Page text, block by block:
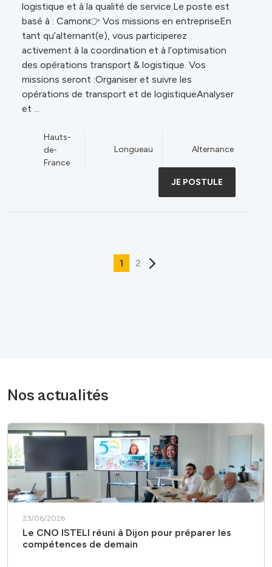
logistique et à la qualité de service.Le poste est
basé à : Camon👉 Vos missions en entrepriseEn
tant qu’alternant(e), vous participerez
activement à la coordination et à l’optimisation
des opérations transport & logistique. Vos
missions seront :Organiser et suivre les
opérations de transport et de logistiqueAnalyser
et ...
Hauts-
de-
France
Longueau Alternance
JE POSTULE
1 2
Nos actualités
23/06/2026
Le CNO ISTELI réuni à Dijon pour préparer les
compétences de demain